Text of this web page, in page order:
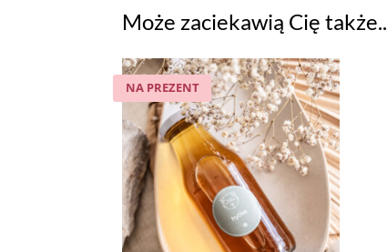
Może zaciekawią Cię także..
NA PREZENT